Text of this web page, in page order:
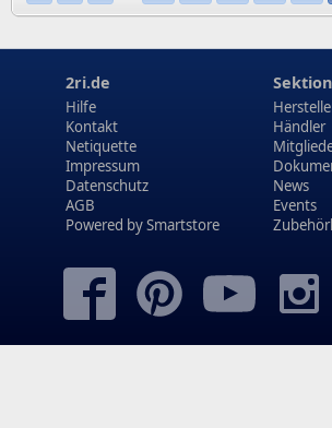
2ri.de
Hilfe
Kontakt
Netiquette
Impressum
Datenschutz
AGB
Powered bySmartstore
Händler
News
Events